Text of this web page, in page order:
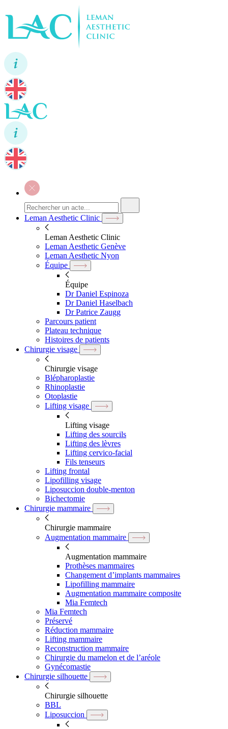
Leman Aesthetic Clinic
Leman Aesthetic Clinic
Leman Aesthetic Genève
Leman Aesthetic Nyon
Équipe
Équipe
Dr Daniel Espinoza
Dr Daniel Haselbach
Dr Patrice Zaugg
Parcours patient
Plateau technique
Histoires de patients
Chirurgie visage
Chirurgie visage
Blépharoplastie
Rhinoplastie
Otoplastie
Lifting visage
Lifting visage
Lifting des sourcils
Lifting des lèvres
Lifting cervico-facial
Fils tenseurs
Lifting frontal
Lipofilling visage
Liposuccion double-menton
Bichectomie
Chirurgie mammaire
Chirurgie mammaire
Augmentation mammaire
Augmentation mammaire
Prothèses mammaires
Changement d’implants mammaires
Lipofilling mammaire
Augmentation mammaire composite
Mia Femtech
Mia Femtech
Préservé
Réduction mammaire
Lifting mammaire
Reconstruction mammaire
Chirurgie du mamelon et de l’aréole
Gynécomastie
Chirurgie silhouette
Chirurgie silhouette
BBL
Liposuccion